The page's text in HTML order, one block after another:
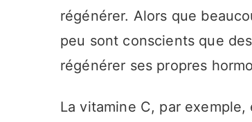
régénérer. Alors que
peu sont conscients que
régénérer ses propres
La vitamine C, par